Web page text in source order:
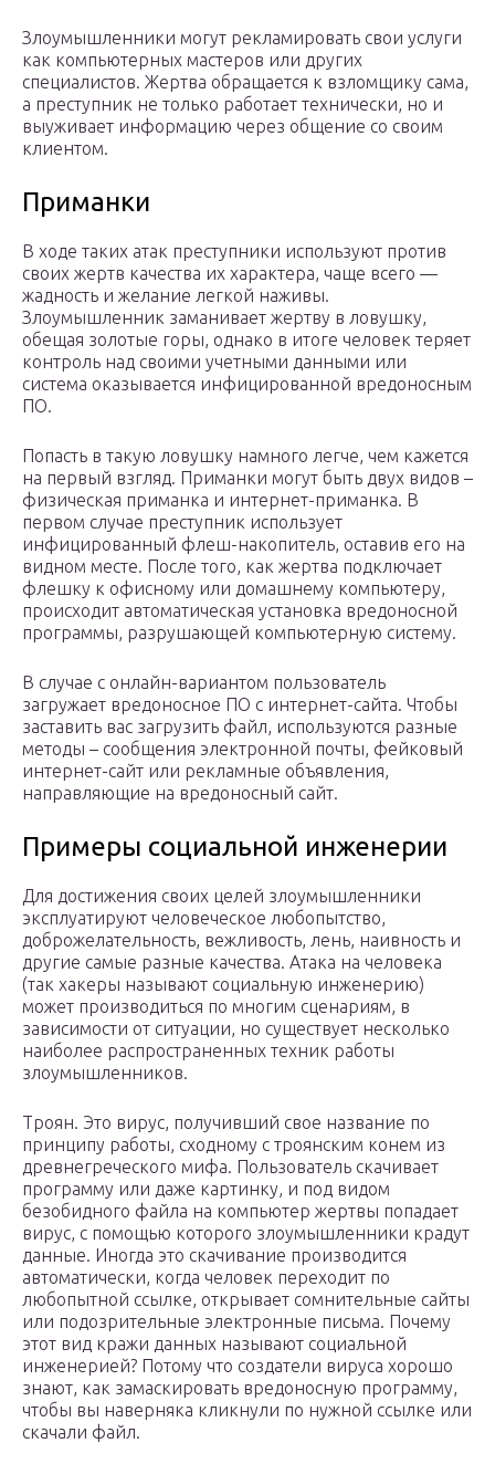
Злоумышленники могут рекламировать свои услуги
как компьютерных мастеров или других
специалистов. Жертва обращается к взломщику сама,
а преступник не только работает технически, но и
выуживает информацию через общение со своим
клиентом.
Приманки
В ходе таких атак преступники используют против
своих жертв качества их характера, чаще всего —
жадность и желание легкой наживы.
Злоумышленник заманивает жертву в ловушку,
обещая золотые горы, однако в итоге человек теряет
контроль над своими учетными данными или
система оказывается инфицированной вредоносным
ПО.
Попасть в такую ловушку намного легче, чем кажется
на первый взгляд. Приманки могут быть двух видов –
физическая приманка и интернет-приманка. В
первом случае преступник использует
инфицированный флеш-накопитель, оставив его на
видном месте. После того, как жертва подключает
флешку к офисному или домашнему компьютеру,
происходит автоматическая установка вредоносной
программы, разрушающей компьютерную систему.
В случае с онлайн-вариантом пользователь
загружает вредоносное ПО с интернет-сайта. Чтобы
заставить вас загрузить файл, используются разные
методы – сообщения электронной почты, фейковый
интернет-сайт или рекламные объявления,
направляющие на вредоносный сайт.
Примеры социальной инженерии
Для достижения своих целей злоумышленники
эксплуатируют человеческое любопытство,
доброжелательность, вежливость, лень, наивность и
другие самые разные качества. Атака на человека
(так хакеры называют социальную инженерию)
может производиться по многим сценариям, в
зависимости от ситуации, но существует несколько
наиболее распространенных техник работы
злоумышленников.
Троян. Это вирус, получивший свое название по
принципу работы, сходному с троянским конем из
древнегреческого мифа. Пользователь скачивает
программу или даже картинку, и под видом
безобидного файла на компьютер жертвы попадает
вирус, с помощью которого злоумышленники крадут
данные. Иногда это скачивание производится
автоматически, когда человек переходит по
любопытной ссылке, открывает сомнительные сайты
или подозрительные электронные письма. Почему
этот вид кражи данных называют социальной
инженерией? Потому что создатели вируса хорошо
знают, как замаскировать вредоносную программу,
чтобы вы наверняка кликнули по нужной ссылке или
скачали файл.